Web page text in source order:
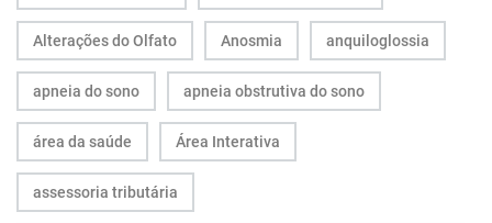
Alterações do Olfato Anosmia anquiloglossia
apneia do sono apneia obstrutiva do sono
área da saúde Área Interativa
assessoria tributária